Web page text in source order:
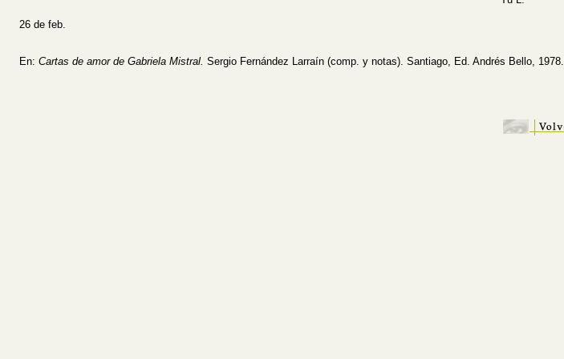
26 de feb.
En: Cartas de amor de Gabriela Mistral. Sergio Fernández Larraín (comp. y notas). Santiago, Ed. Andrés Bello, 1978.